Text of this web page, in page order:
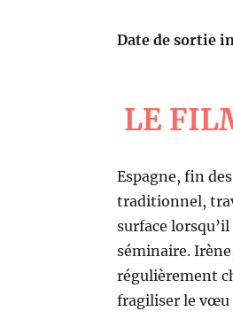
Date de sortie
LE
Espagne, fin
traditionnel,
surface
séminaire.
régulièrement
fragiliser le vœu